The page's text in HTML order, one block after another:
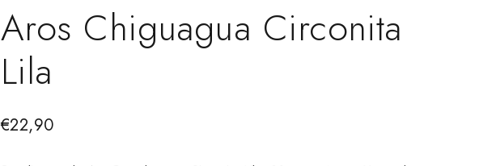
Aros Chiguagua Circonita
Lila
€22,90